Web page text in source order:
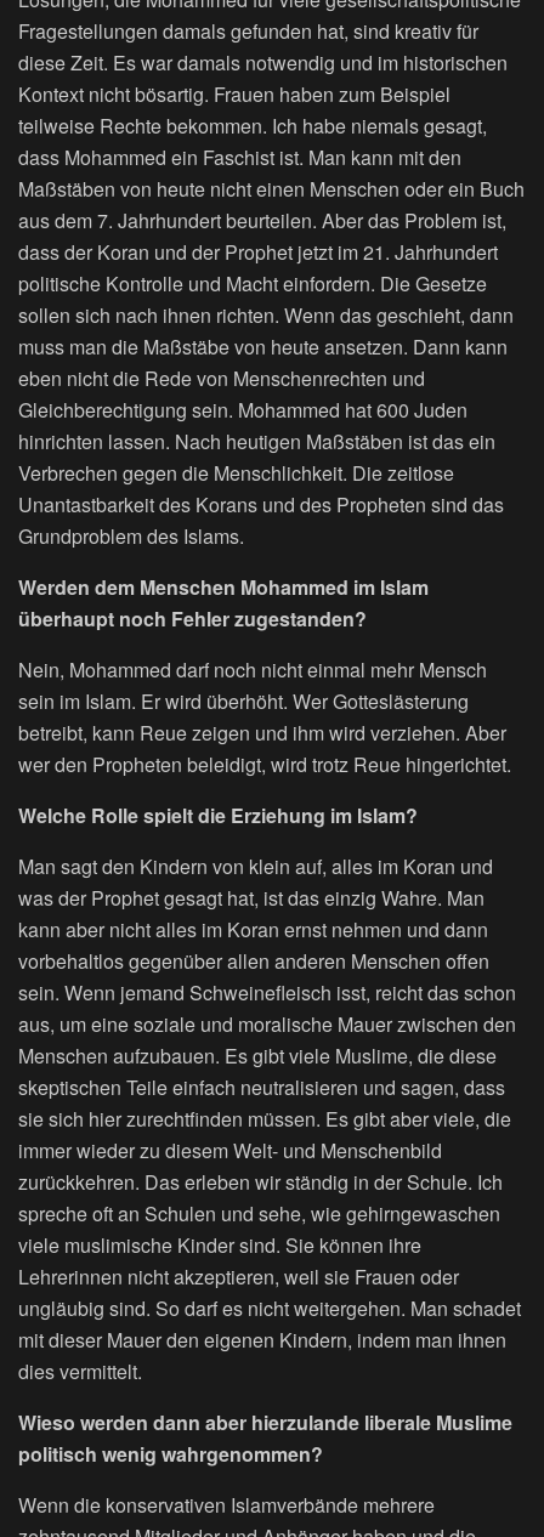
Fragestellungen damals gefunden hat, sind kreativ für
diese Zeit. Es war damals notwendig und im historischen
Kontext nicht bösartig. Frauen haben zum Beispiel
teilweise Rechte bekommen. Ich habe niemals gesagt,
dass Mohammed ein Faschist ist. Man kann mit den
Maßstäben von heute nicht einen Menschen oder ein Buch
aus dem 7. Jahrhundert beurteilen. Aber das Problem ist,
dass der Koran und der Prophet jetzt im 21. Jahrhundert
politische Kontrolle und Macht einfordern. Die Gesetze
sollen sich nach ihnen richten. Wenn das geschieht, dann
muss man die Maßstäbe von heute ansetzen. Dann kann
eben nicht die Rede von Menschenrechten und
Gleichberechtigung sein. Mohammed hat 600 Juden
hinrichten lassen. Nach heutigen Maßstäben ist das ein
Verbrechen gegen die Menschlichkeit. Die zeitlose
Unantastbarkeit des Korans und des Propheten sind das
Grundproblem des Islams.
Werden dem Menschen Mohammed im Islam
überhaupt noch Fehler zugestanden?
Nein, Mohammed darf noch nicht einmal mehr Mensch
sein im Islam. Er wird überhöht. Wer Gotteslästerung
betreibt, kann Reue zeigen und ihm wird verziehen. Aber
wer den Propheten beleidigt, wird trotz Reue hingerichtet.
Welche Rolle spielt die Erziehung im Islam?
Man sagt den Kindern von klein auf, alles im Koran und
was der Prophet gesagt hat, ist das einzig Wahre. Man
kann aber nicht alles im Koran ernst nehmen und dann
vorbehaltlos gegenüber allen anderen Menschen offen
sein. Wenn jemand Schweinefleisch isst, reicht das schon
aus, um eine soziale und moralische Mauer zwischen den
Menschen aufzubauen. Es gibt viele Muslime, die diese
skeptischen Teile einfach neutralisieren und sagen, dass
sie sich hier zurechtfinden müssen. Es gibt aber viele, die
immer wieder zu diesem Welt- und Menschenbild
zurückkehren. Das erleben wir ständig in der Schule. Ich
spreche oft an Schulen und sehe, wie gehirngewaschen
viele muslimische Kinder sind. Sie können ihre
Lehrerinnen nicht akzeptieren, weil sie Frauen oder
ungläubig sind. So darf es nicht weitergehen. Man schadet
mit dieser Mauer den eigenen Kindern, indem man ihnen
dies vermittelt.
Wieso werden dann aber hierzulande liberale Muslime
politisch wenig wahrgenommen?
Wenn die konservativen Islamverbände mehrere